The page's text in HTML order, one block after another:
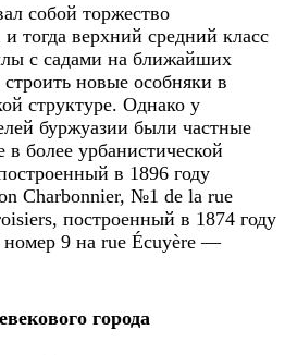
собой торжество
тогда верхний средний класс
с садами на ближайших
новые особняки в
структуре. Однако у
буржуазии были частные
более урбанистической
в 1896 году
Charbonnier, №1 de la rue
построенный в 1874 году
номер 9 на rue Écuyère —
города